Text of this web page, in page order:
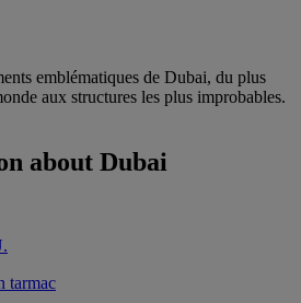
emblématiques de Dubai, du plus
aux structures les plus improbables.
about Dubai
tarmac